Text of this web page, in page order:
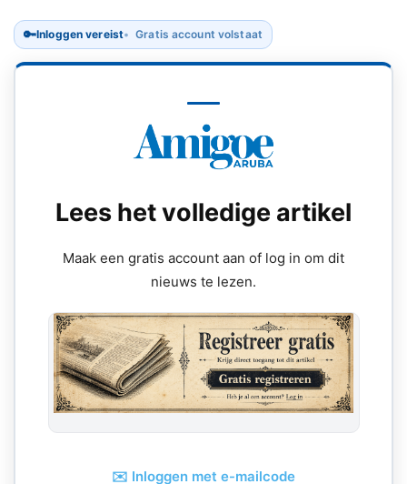
🔑Inloggen vereist Gratis account volstaat
Lees het volledige artikel
Maak een gratis account aan of log in om dit
nieuws te lezen.
✉️ Inloggen met e-mailcode